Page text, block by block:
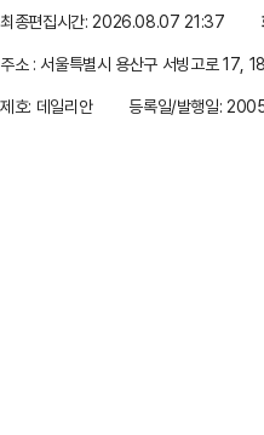
최종편집시간: 2026.08.07 21:37
주소 : 서울특별시 용산구 서빙고로 17,
제호: 데일리안
등록일/발행일: